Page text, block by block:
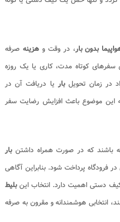
بدون بار، در وقت وهزینه صرفه
سفرهای کوتاه مدت، کاری یا یک روزه
در زمان تحویلبار یا دریافت آن در
موضوع باعث افزایش رضایت سفر
باشند که در صورت همراه داشتنبار
در فرودگاه پرداخت شود. بنابراین آگاهی
دستی اهمیت دارد. انتخاب اینبلیط
انتخابی هوشمندانه و مقرون به صرفه